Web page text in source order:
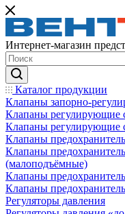
Интернет-магазин
Каталог продукции
Клапаны запорно-
Клапаны регулирующие
Клапаны регулирующие
Клапаны
Клапаны
(малоподъёмные)
Клапаны
Клапаны
Регуляторы давления